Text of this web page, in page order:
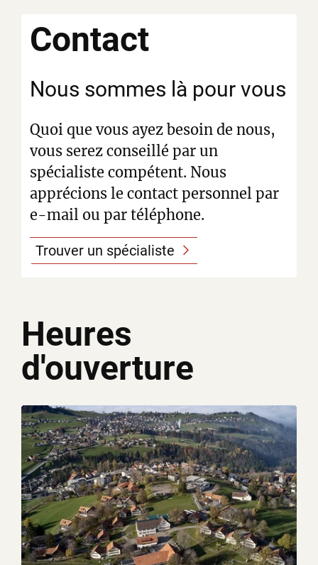
Contact
Nous sommes là pour vous
Quoi que vous ayez besoin de nous,
vous serez conseillé par un
spécialiste compétent. Nous
apprécions le contact personnel par
e-mail ou par téléphone.
Trouver un spécialiste
Heures
d'ouverture